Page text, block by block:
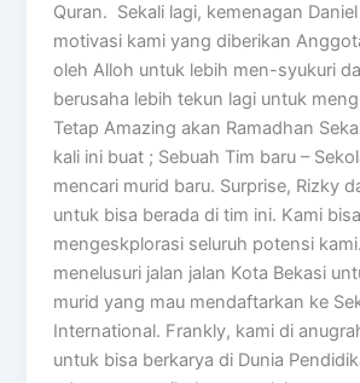
Quran. Sekali lagi, kemenagan
motivasi kami yang diberikan
oleh Alloh untuk lebih men-syukuri
berusaha lebih tekun lagi untuk
Tetap Amazing akan Ramadhan
kali ini buat ; Sebuah Tim baru –
mencari murid baru. Surprise, Rizky
untuk bisa berada di tim ini. Kami bisa
mengeskplorasi seluruh potensi
menelusuri jalan jalan Kota Bekasi
murid yang mau mendaftarkan ke
International. Frankly, kami di
untuk bisa berkarya di Dunia